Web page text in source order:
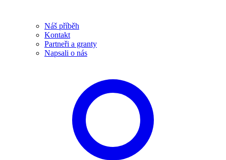
Náš příběh
Kontakt
Partneři a granty
Napsali o nás